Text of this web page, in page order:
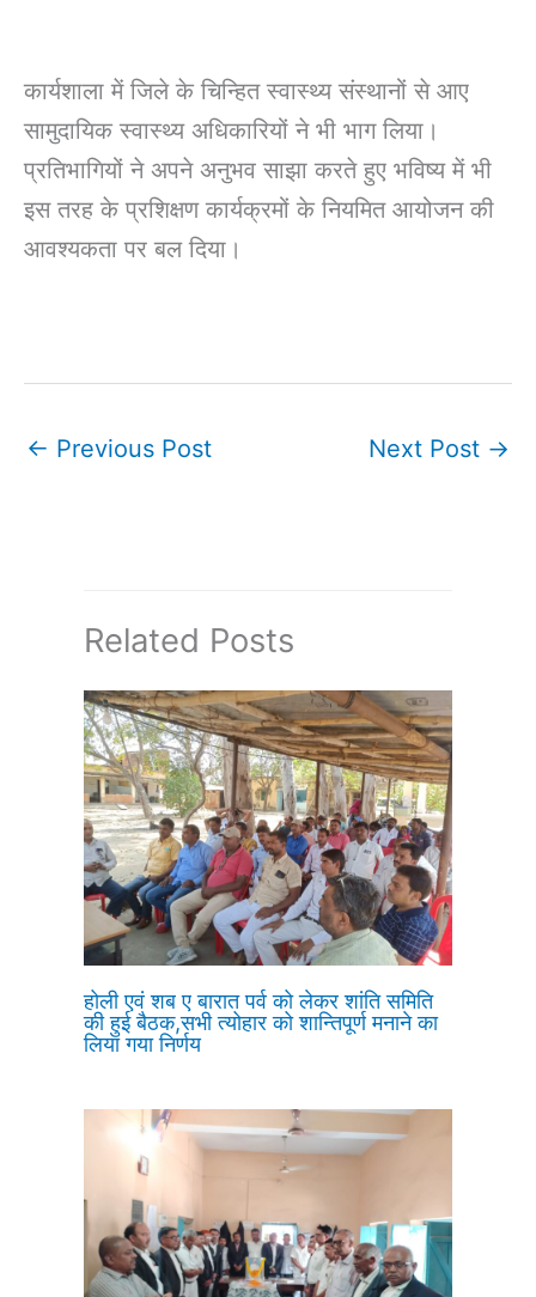
कार्यशाला में जिले के चिन्हित स्वास्थ्य संस्थानों से आए
सामुदायिक स्वास्थ्य अधिकारियों ने भी भाग लिया।
प्रतिभागियों ने अपने अनुभव साझा करते हुए भविष्य में भी
इस तरह के प्रशिक्षण कार्यक्रमों के नियमित आयोजन की
आवश्यकता पर बल दिया।
← Previous Post Next Post →
Related Posts
होली एवं शब ए बारात पर्व को लेकर शांति समिति
की हुई बैठक,सभी त्योहार को शान्तिपूर्ण मनाने का
लिया गया निर्णय